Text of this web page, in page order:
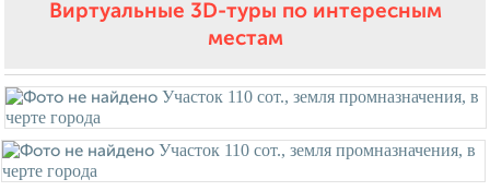
Виртуальные 3D-туры по интересным
местам